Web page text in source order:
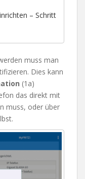
– Schritt
muss man
Dies kann
(1a)
das direkt mit
muss, oder über